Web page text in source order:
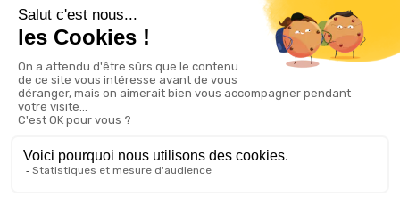
© copyright 2024Nota prawna
Cookie